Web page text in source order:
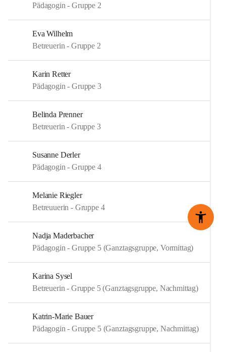
Pädagogin - Gruppe 2
Eva Wilhelm
Betreuerin - Gruppe 2
Karin Retter
Pädagogin - Gruppe 3
Belinda Prenner
Betreuerin - Gruppe 3
Susanne Derler
Pädagogin - Gruppe 4
Melanie Riegler
Betreuuerin - Gruppe 4
Nadja Maderbacher
Pädagogin - Gruppe 5 (Ganztagsgruppe, Vormittag)
Karina Sysel
Betreuerin - Gruppe 5 (Ganztagsgruppe, Nachmittag)
Katrin-Marie Bauer
Pädagogin - Gruppe 5 (Ganztagsgruppe, Nachmittag)